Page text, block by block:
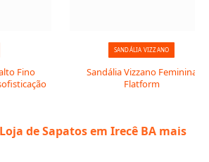
Fino
SANDÁLIA VIZZANO
Sandália Vizzano Feminina
Flatform
de Sapatos em Irecê BA mais